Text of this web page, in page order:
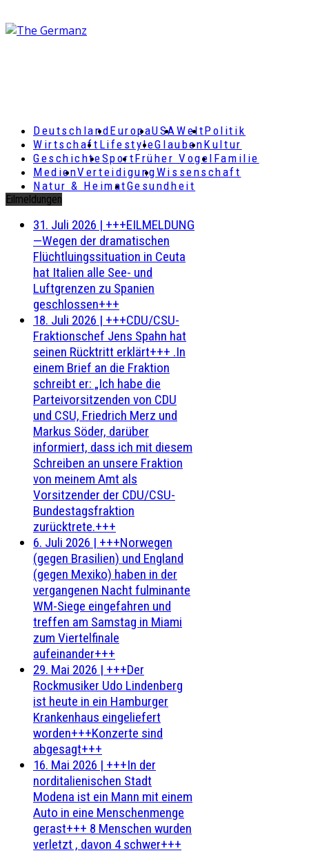
DeutschlandEuropaUSAWeltPolitik
Wirtschaft LifestyleGlaubenKultur
GeschichteSportFrüher Vogel Familie
MedienVerteidigungWissenschaft
Natur & HeimatGesundheit
Eilmeldungen
31. Juli 2026 | +++EILMELDUNG
—Wegen der dramatischen
Flüchtluingssituation in Ceuta
hat Italien alle See- und
Luftgrenzen zu Spanien
geschlossen+++
18. Juli 2026 | +++CDU/CSU-
Fraktionschef Jens Spahn hat
seinen Rücktritt erklärt+++ .In
einem Brief an die Fraktion
schreibt er: „Ich habe die
Parteivorsitzenden von CDU
und CSU, Friedrich Merz und
Markus Söder, darüber
informiert, dass ich mit diesem
Schreiben an unsere Fraktion
von meinem Amt als
Vorsitzender der CDU/CSU-
Bundestagsfraktion
zurücktrete.+++
6. Juli 2026 | +++Norwegen
(gegen Brasilien) und England
(gegen Mexiko) haben in der
vergangenen Nacht fulminante
WM-Siege eingefahren und
treffen am Samstag in Miami
zum Viertelfinale
aufeinander+++
29. Mai 2026 | +++Der
Rockmusiker Udo Lindenberg
ist heute in ein Hamburger
Krankenhaus eingeliefert
worden+++Konzerte sind
abgesagt+++
16. Mai 2026 | +++In der
norditalienischen Stadt
Modena ist ein Mann mit einem
Auto in eine Menschenmenge
gerast+++ 8 Menschen wurden
verletzt , davon 4 schwer+++